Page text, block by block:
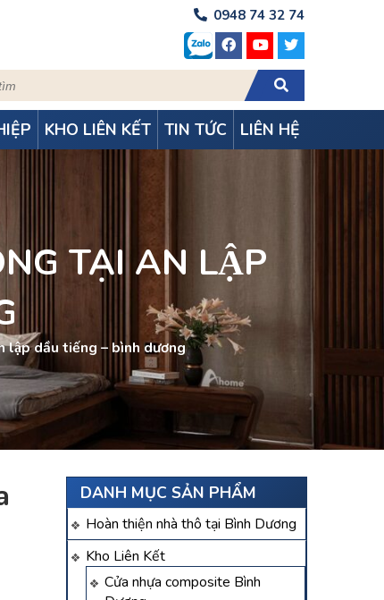
0948 74 32 74
KHO LIÊN KẾT TIN TỨC LIÊN HỆ
TẠI AN LẬP
lập dầu tiếng – bình dương
DANH MỤC SẢN PHẨM
Hoàn thiện nhà thô tại Bình Dương
Kho Liên Kết
Cửa nhựa composite Bình